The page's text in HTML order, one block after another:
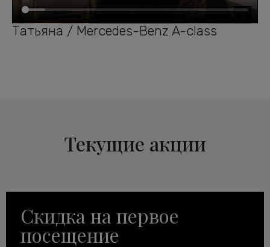
Татьяна / Mercedes-Benz A-class
Текущие акции
Скидка на первое
посещение